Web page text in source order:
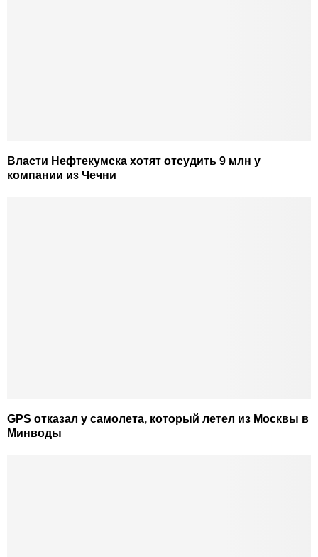
Власти Нефтекумска хотят отсудить 9 млн у
компании из Чечни
GPS отказал у самолета, который летел из Москвы в
Минводы